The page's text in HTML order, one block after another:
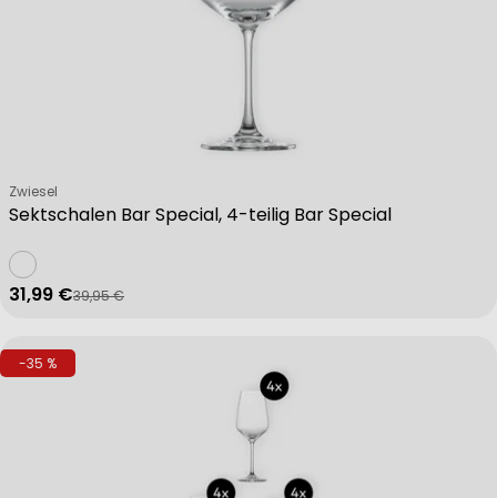
Functional
Advertising
Sektschalen Bar Special, 4-teilig Bar Special
Verkäufer:
Zwiesel
Verkaufspreis
31,99 €
Regulärer Preis
39,95 €
-35 %